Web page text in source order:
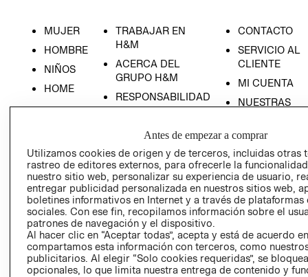
MUJER
HOMBRE
NIÑOS
HOME
TRABAJAR EN
H&M
ACERCA DEL
GRUPO H&M
RESPONSABILIDAD
SOCIAL
PRENSA
RELACIÓN CON
INVERSIONISTAS
POLÍTICA
EMPRESARIAL
CONTACTO
SERVICIO AL
CLIENTE
MI CUENTA
NUESTRAS
- RETIRO EN
TIENDA
TÉRMINOS Y
CONDICIONES
AVISO DE
PRIVACIDAD
GIFT CARD
AVISO DE
Antes de empezar a comprar
Utilizamos cookies de origen y de terceros, incluidas otras
rastreo de editores externos, para ofrecerle la
nuestro sitio web, personalizar su experiencia de usuario,
entregar publicidad personalizada en nuestros sitios web,
boletines informativos en Internet y a través de plataformas
sociales. Con ese fin, recopilamos información sobre el
patrones de navegación y el dispositivo.
Al hacer clic en “Aceptar todas”, acepta y está de acuerdo
compartamos esta información con terceros, como
publicitarios. Al elegir “Solo cookies requeridas”, se
opcionales, lo que limita nuestra entrega de contenido y